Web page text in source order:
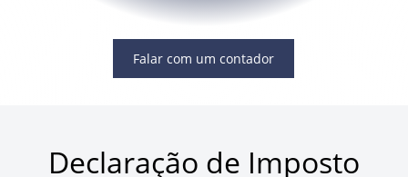
Falar com um contador
Declaração de Imposto